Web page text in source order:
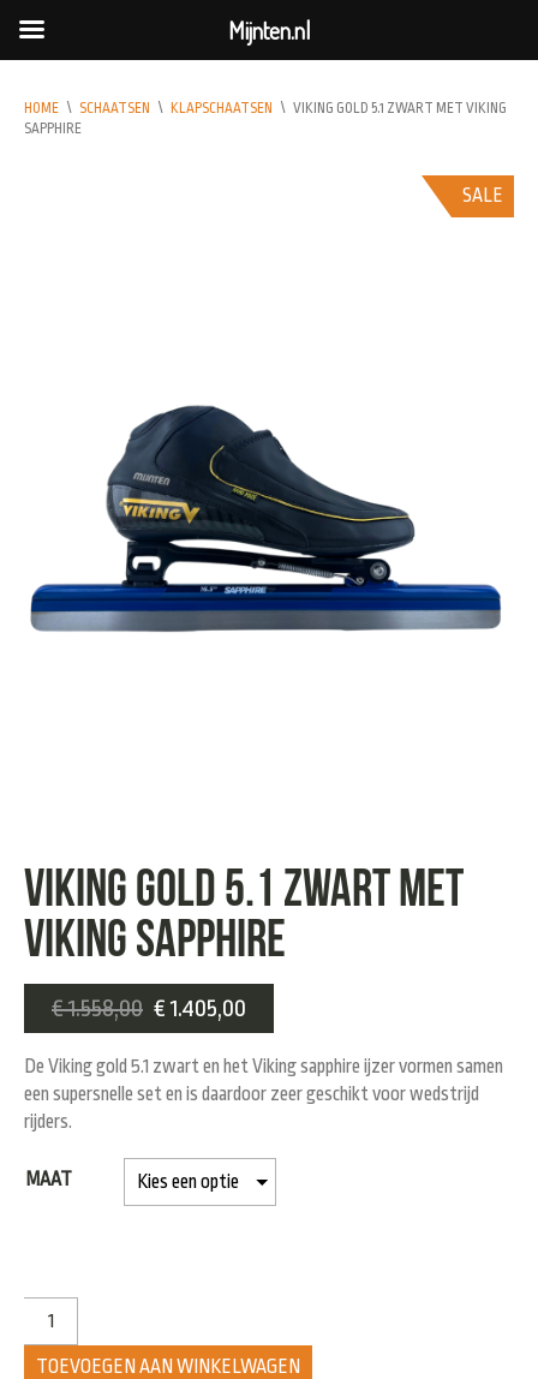
HOME \ SCHAATSEN \ KLAPSCHAATSEN \ VIKING GOLD 5.1 ZWART MET VIKING
SAPPHIRE
SALE
Viking gold 5.1 zwart met
Viking Sapphire
€1.558,00 € 1.405,00
De Viking gold 5.1 zwart en het Viking sapphire ijzer vormen samen
een supersnelle set en is daardoor zeer geschikt voor wedstrijd
rijders.
MAAT
TOEVOEGEN AAN WINKELWAGEN
Mijnten.nl